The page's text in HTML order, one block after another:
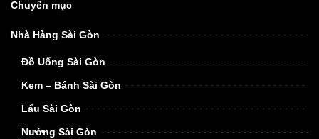
Chuyên mục
Nhà Hàng Sài Gòn
Đồ Uống Sài Gòn
Kem – Bánh Sài Gòn
Lẩu Sài Gòn
Nướng Sài Gòn